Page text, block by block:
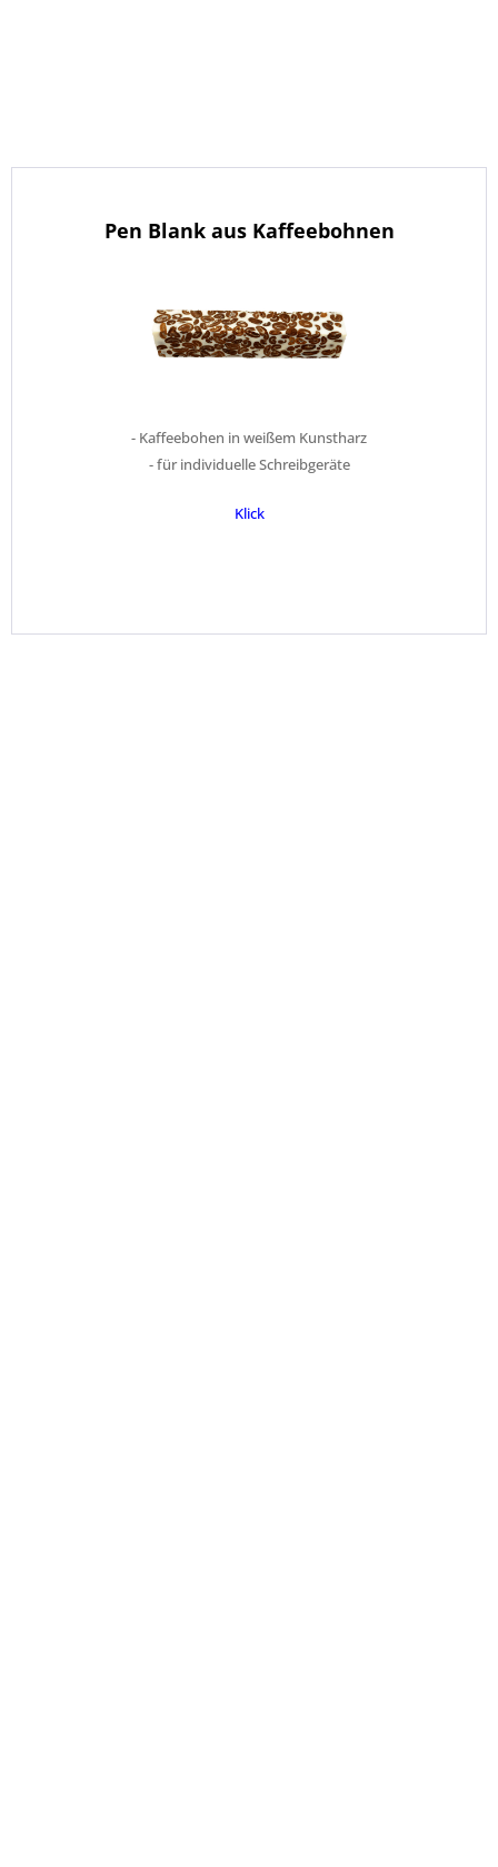
Pen Blank aus Kaffeebohnen
- Kaffeebohen in weißem Kunstharz
- für individuelle Schreibgeräte
Klick